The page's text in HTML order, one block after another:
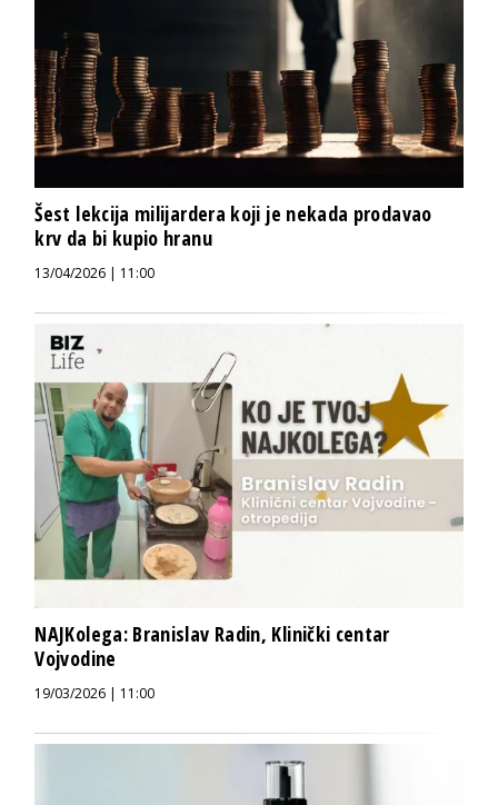
Šest lekcija milijardera koji je nekada prodavao
krv da bi kupio hranu
13/04/2026 | 11:00
NAJKolega: Branislav Radin, Klinički centar
Vojvodine
19/03/2026 | 11:00